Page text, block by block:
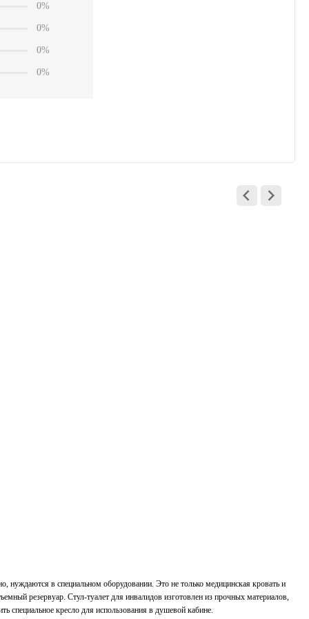
0%
0%
0%
0%
в специальном оборудовании. Это не только медицинская кровать и
резервуар. Стул-туалет для инвалидов изготовлен из прочных материалов,
специальное кресло для использования в душевой кабине.